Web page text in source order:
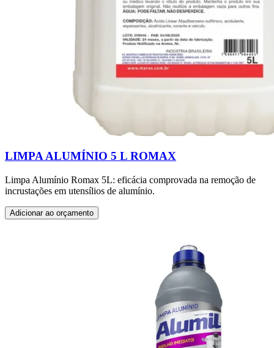
LIMPA ALUMÍNIO 5 L ROMAX
Limpa Alumínio Romax 5L: eficácia comprovada na remoção de
incrustações em utensílios de alumínio.
Adicionar ao orçamento